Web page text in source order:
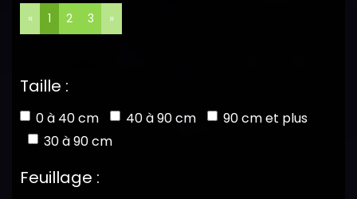
« 1 2 3 »
Taille :
0 à 40 cm 40 à 90 cm
90 cm et plus
30 à 90 cm
Feuillage :